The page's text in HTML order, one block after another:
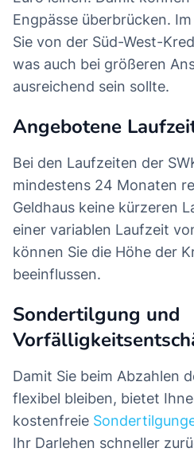
Engpässe überbrücken.
Sie von der Süd-West-
was auch bei größeren
ausreichend sein sollte.
Angebotene
Bei den Laufzeiten der
mindestens 24 Monaten
Geldhaus keine kürzeren
einer variablen Laufzeit
können Sie die Höhe der
beeinflussen.
Sondertilgung und
Damit Sie beim Abzahlen
flexibel bleiben, bietet
kostenfreie
Ihr Darlehen schneller